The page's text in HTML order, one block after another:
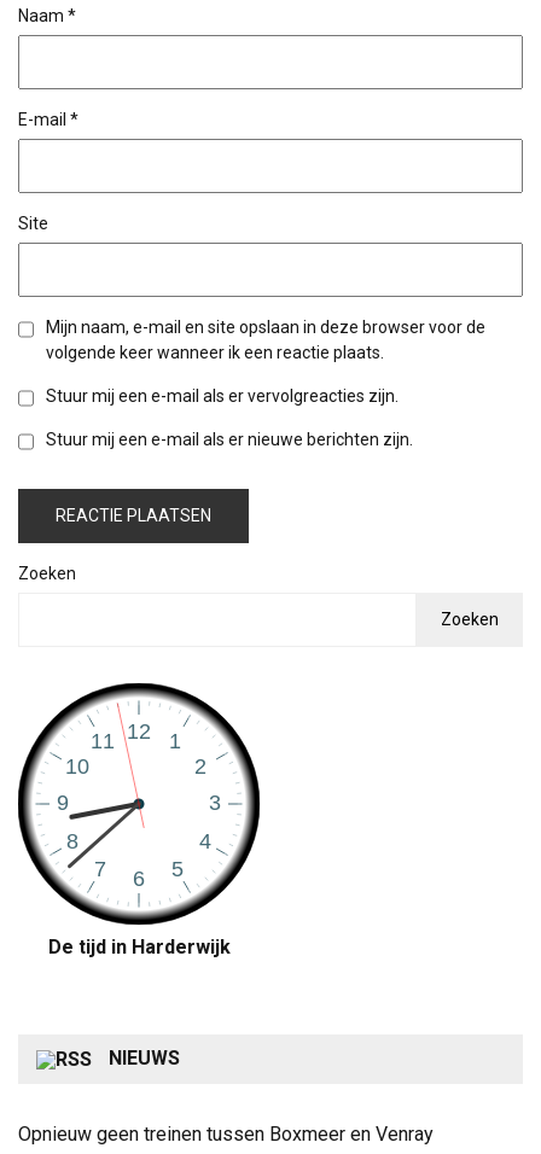
Naam *
E-mail *
Site
Mijn naam, e-mail en site opslaan in deze browser voor de
volgende keer wanneer ik een reactie plaats.
Stuur mij een e-mail als er vervolgreacties zijn.
Stuur mij een e-mail als er nieuwe berichten zijn.
Zoeken
Zoeken
De tijd in Harderwijk
NIEUWS
Opnieuw geen treinen tussen Boxmeer en Venray